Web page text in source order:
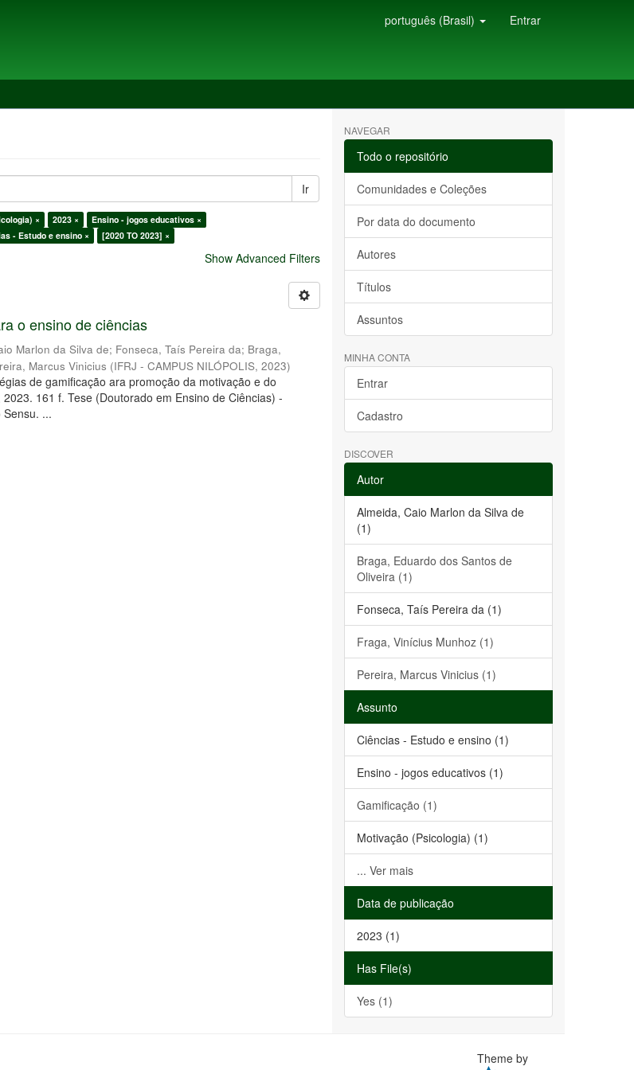
português (Brasil) Entrar
Ir
× 2023 ×
Ensino - jogos educativos ×
- Estudo e ensino × [2020 TO 2023] ×
Show Advanced Filters
o ensino de ciências
Marlon da Silva de; Fonseca, Taís Pereira da; Braga,
Marcus Vinicius (IFRJ - CAMPUS NILÓPOLIS,2023)
de gamificação ara promoção da motivação e do
161 f. Tese (Doutorado em Ensino de Ciências) -
...
NAVEGAR
Todo o repositório
Comunidades e Coleções
Por data do documento
Autores
Títulos
Assuntos
MINHA CONTA
Entrar
Cadastro
DISCOVER
Autor
Almeida, Caio Marlon da Silva de
(1)
Braga, Eduardo dos Santos de
Oliveira (1)
Fonseca, Taís Pereira da (1)
Fraga, Vinícius Munhoz (1)
Pereira, Marcus Vinicius (1)
Assunto
Ciências - Estudo e ensino (1)
Ensino - jogos educativos (1)
Gamificação (1)
Motivação (Psicologia) (1)
... Ver mais
Data de publicação
2023 (1)
Has File(s)
Yes (1)
Theme by